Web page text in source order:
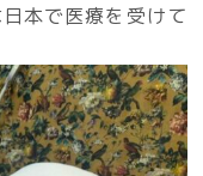
本で医療を受けて